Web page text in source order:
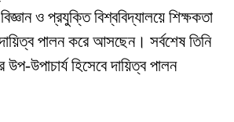
ও প্রযুক্তি বিশ্ববিদ্যালয়ে শিক্ষকতা
পালন করে আসছেন। সর্বশেষ তিনি
উপ-উপাচার্য হিসেবে দায়িত্ব পালন